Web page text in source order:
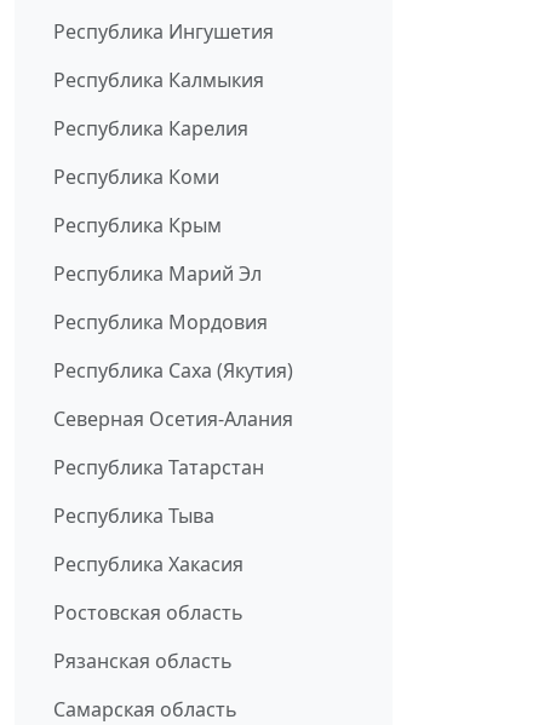
Республика Ингушетия
Республика Калмыкия
Республика Карелия
Республика Коми
Республика Крым
Республика Марий Эл
Республика Мордовия
Республика Саха (Якутия)
Северная Осетия-Алания
Республика Татарстан
Республика Тыва
Республика Хакасия
Ростовская область
Рязанская область
Самарская область